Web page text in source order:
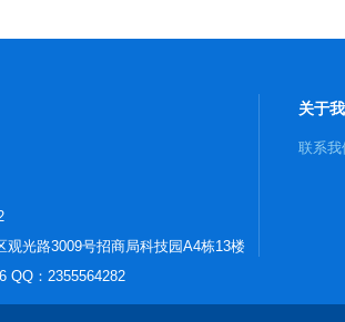
观光路3009号招商局科技园A4栋13楼
QQ：2355564282
关于
联系我